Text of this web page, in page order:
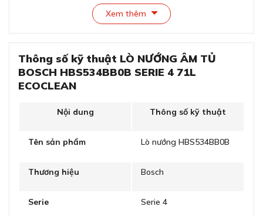
hộc tủ hay ở ngăn chứa bên trong không gian bếp. Điều
này sẽ làm cho không gian bếp trở nên thoáng đãng và
Với lớp vỏ bên ngoài, lò nướng Bosch HBS534BB0B
được làm từ chất liệu thép không gỉ, đem lại sự chắc
chắn và bền bỉ theo thời gian.
Xem thêm
Thông số kỹ thuật LÒ NƯỚNG ÂM TỦ
BOSCH HBS534BB0B SERIE 4 71L
ECOCLEAN
Nội dung Thông số kỹ thuật
Tên sản phẩm Lò nướng HBS534BB0B
Thương hiệu Bosch
Serie Serie 4